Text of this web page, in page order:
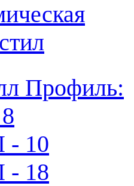
Профиль:
10
18